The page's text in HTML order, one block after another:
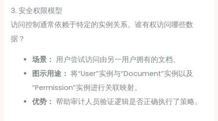
3. 安全权限模型
访问控制通常依赖于特定的实例关系。谁有权访问哪些数
据？
场景： 用户尝试访问由另一用户拥有的文档。
图示用途： 将“User”实例与“Document”实例以及
“Permission”实例进行关联映射。
优势： 帮助审计人员验证逻辑是否正确执行了策略。